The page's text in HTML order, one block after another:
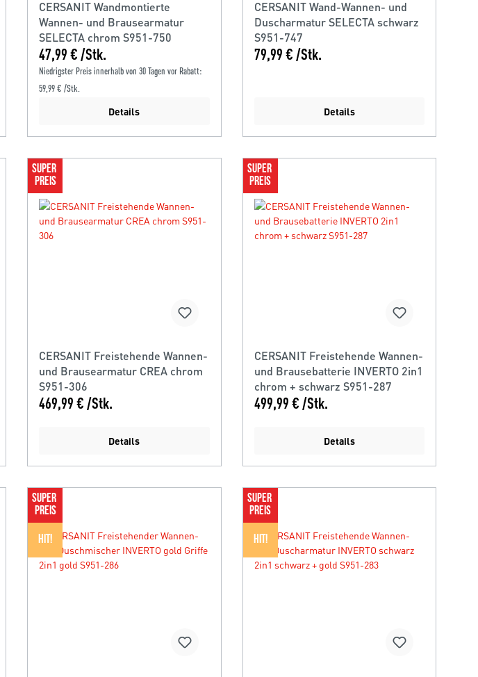
CERSANIT Wandmontierte
Wannen- und Brausearmatur
SELECTA chrom S951-750
47,99 € /Stk.
Niedrigster Preis innerhalb von 30 Tagen vor Rabatt:
59,99 € /Stk.
Details
CERSANIT Wand-Wannen- und
Duscharmatur SELECTA schwarz
S951-747
79,99 € /Stk.
Details
SUPER
PREIS
CERSANIT Freistehende Wannen-
und Brausearmatur CREA chrom
S951-306
469,99 € /Stk.
Details
SUPER
PREIS
CERSANIT Freistehende Wannen-
und Brausebatterie INVERTO 2in1
chrom + schwarz S951-287
499,99 € /Stk.
Details
SUPER
PREIS
HIT!
SUPER
PREIS
HIT!